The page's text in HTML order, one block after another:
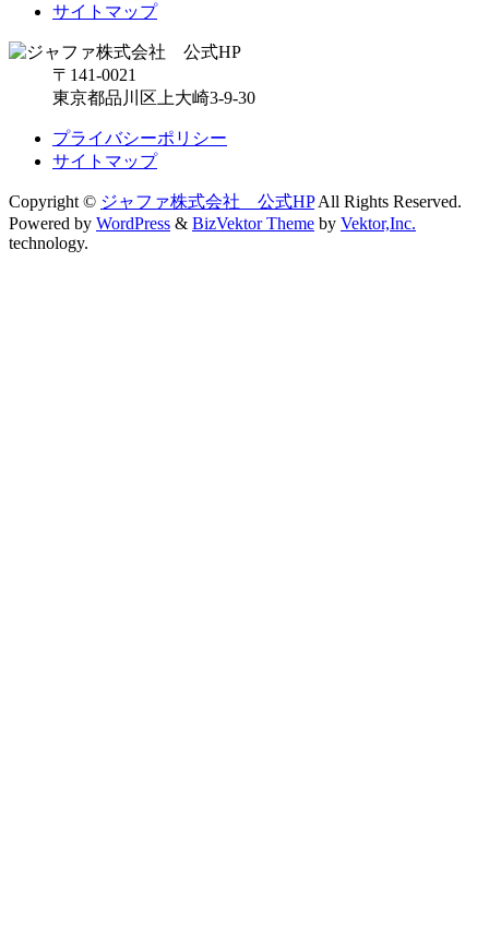
サイトマップ
〒141-0021
東京都品川区上大崎3-9-30
プライバシーポリシー
サイトマップ
Copyright © ジャファ株式会社 公式HPAll Rights Reserved.
Powered by WordPress & BizVektor Theme by Vektor,Inc.
technology.